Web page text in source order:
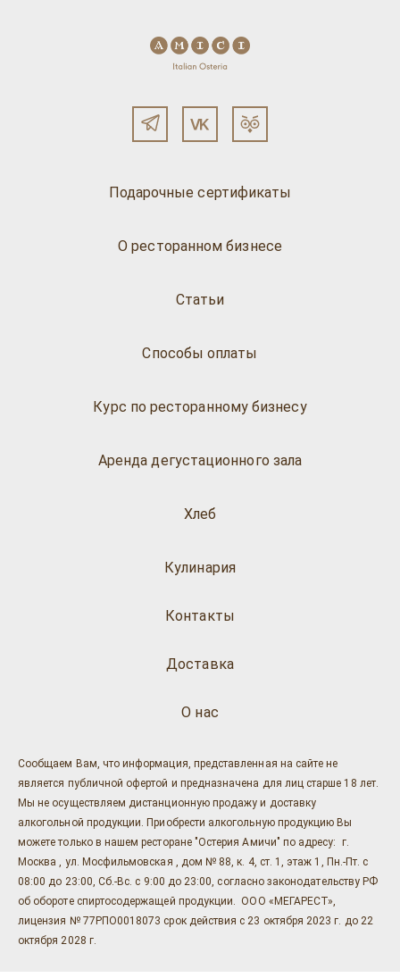
Подарочные сертификаты
О ресторанном бизнесе
Статьи
Способы оплаты
Курс по ресторанному бизнесу
Аренда дегустационного зала
Хлеб
Кулинария
О нас
Доставка
Контакты
Сообщаем Вам, что информация, представленная на сайте не
является публичной офертой и предназначена для лиц старше 18 лет.
Мы не осуществляем дистанционную продажу и доставку
алкогольной продукции. Приобрести алкогольную продукцию Вы
можете только в нашем ресторане "Остерия Амичи" по адресу: г.
Москва , ул. Мосфильмовская , дом № 88, к. 4, ст. 1, этаж 1, Пн.-Пт. с
08:00 до 23:00, Сб.-Вс. с 9:00 до 23:00, согласно законодательству РФ
об обороте спиртосодержащей продукции. ООО «МЕГАРЕСТ»,
лицензия № 77РПО0018073 срок действия с 23 октября 2023 г. до 22
октября 2028 г.